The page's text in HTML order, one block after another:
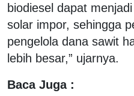
biodiesel dapat
solar impor, sehingga
pengelola dana sawit
lebih besar,” ujarnya.
Baca Juga :